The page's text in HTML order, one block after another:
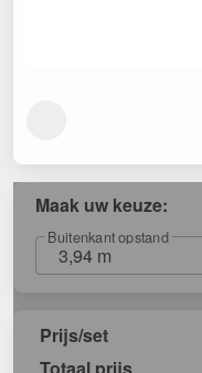
Maak uw keuze:
Buitenkant opstand
3,94 m
Prijs/set